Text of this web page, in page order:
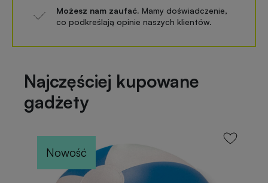
Możesz nam zaufać. Mamy doświadczenie,
co podkreślają opinie naszych klientów.
Najczęściej kupowane
gadżety
Nowość